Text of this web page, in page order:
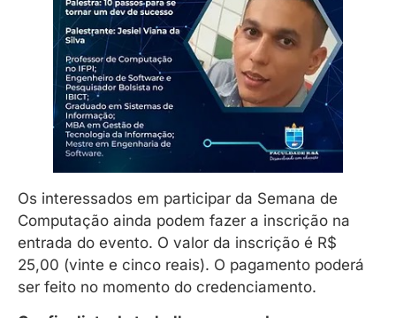
Os interessados em participar da Semana de
Computação ainda podem fazer a inscrição na
entrada do evento. O valor da inscrição é R$
25,00 (vinte e cinco reais). O pagamento poderá
ser feito no momento do credenciamento.